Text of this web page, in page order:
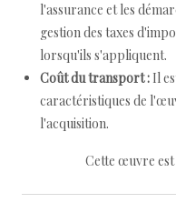
l'assurance et les
gestion des taxes
lorsqu'ils s'appliquent.
Coût du transport : Il
caractéristiques de
l'acquisition.
Cette œuvre est